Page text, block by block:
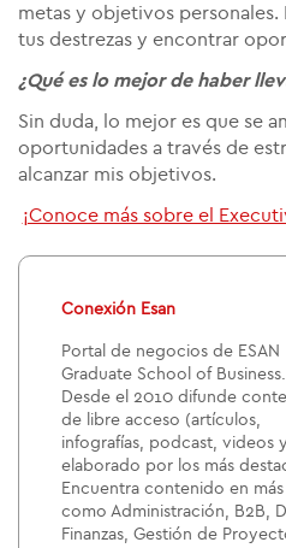
metas y objetivos
tus destrezas y encontrar
¿Qué es lo mejor de haber
Sin duda, lo mejor es que se
oportunidades a través de
alcanzar mis objetivos.
¡Conoce más sobre el
Conexión Esan
Portal de negocios de ESAN
Graduate School of Business.
Desde el 2010 difunde
de libre acceso (artículos,
infografías, podcast, videos
elaborado por los más
Encuentra contenido en
como Administración, B2B,
Finanzas, Gestión de